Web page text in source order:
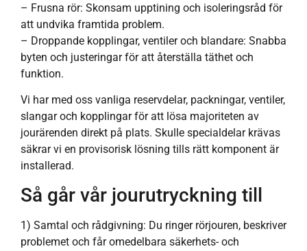
– Frusna rör: Skonsam upptining och isoleringsråd för
att undvika framtida problem.
– Droppande kopplingar, ventiler och blandare: Snabba
byten och justeringar för att återställa täthet och
funktion.
Vi har med oss vanliga reservdelar, packningar, ventiler,
slangar och kopplingar för att lösa majoriteten av
jourärenden direkt på plats. Skulle specialdelar krävas
säkrar vi en provisorisk lösning tills rätt komponent är
installerad.
Så går vår jourutryckning till
1) Samtal och rådgivning: Du ringer rörjouren, beskriver
problemet och får omedelbara säkerhets- och